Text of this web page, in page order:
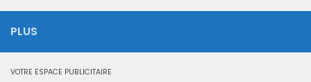
PLUS
VOTRE ESPACE PUBLICITAIRE